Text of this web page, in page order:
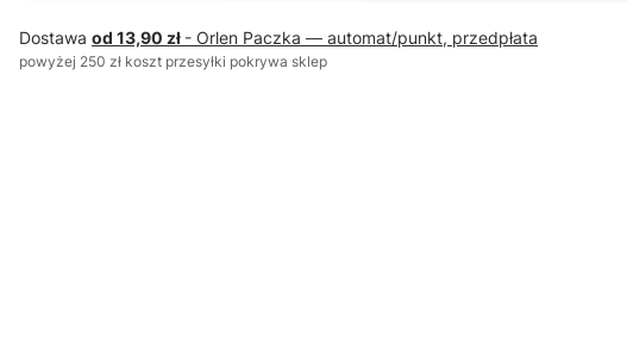
Dostawa od 13,90 zł - Orlen Paczka — automat/punkt, przedpłata
powyżej 250 zł koszt przesyłki pokrywa sklep